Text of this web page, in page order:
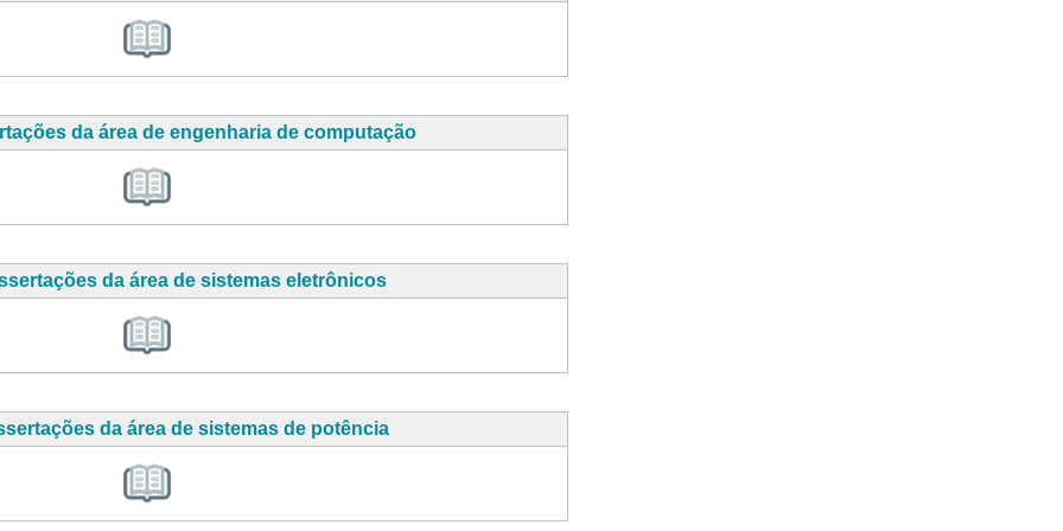
da área de engenharia de computação
da área de sistemas eletrônicos
da área de sistemas de potência